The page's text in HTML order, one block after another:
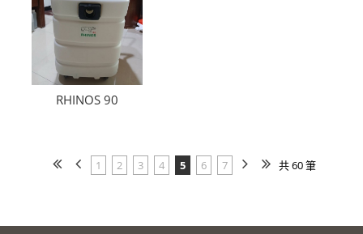
RHINOS 90
1 2 3 4 5 6 7 共 60 筆